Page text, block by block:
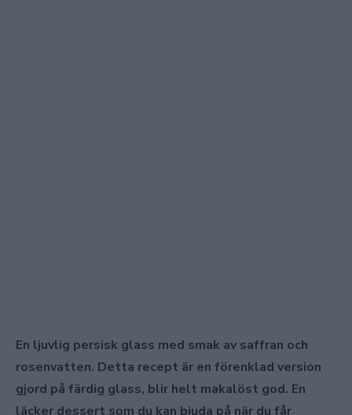
En ljuvlig persisk glass med smak av saffran och
rosenvatten. Detta recept är en förenklad version
gjord på färdig glass, blir helt makalöst god. En
läcker dessert som du kan bjuda på när du får